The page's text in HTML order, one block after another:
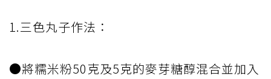
1.三色丸子作法：
●將糯米粉50克及5克的麥芽糖醇混合並加入